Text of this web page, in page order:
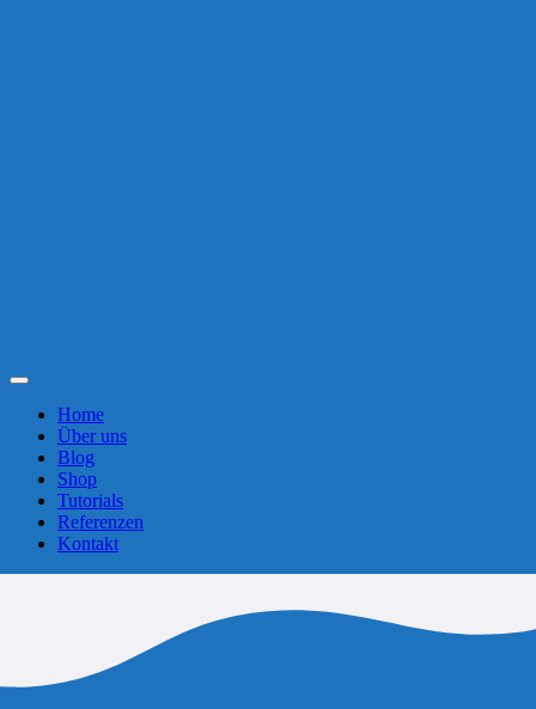
Toggle
NavigationHome
Über uns
Blog
Shop
Tutorials
Referenzen
Kontakt